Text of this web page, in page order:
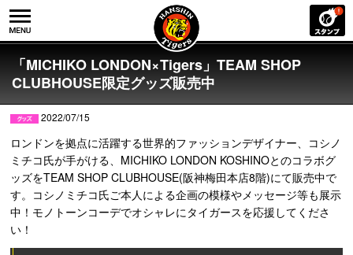
「MICHIKO LONDON×Tigers」TEAM SHOP
CLUBHOUSE限定グッズ販売中
2022/07/15
ロンドンを拠点に活躍する世界的ファッションデザイナー、コシノ
ミチコ氏が手がける、MICHIKO LONDON KOSHINOとのコラボグ
ッズをTEAM SHOP CLUBHOUSE(阪神梅田本店8階)にて販売中で
す。コシノミチコ氏ご本人による企画の模様やメッセージ等も展示
中！モノトーンコーデでオシャレにタイガースを応援してくださ
い！